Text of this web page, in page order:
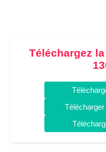
Téléchargez